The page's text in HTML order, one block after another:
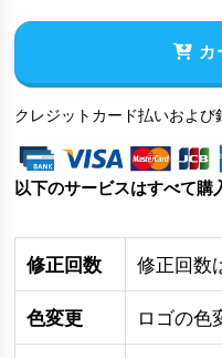
カ
クレジットカード払いおよび
以下のサービスはすべて購
修正回数 修正回数
色変更 ロゴの色